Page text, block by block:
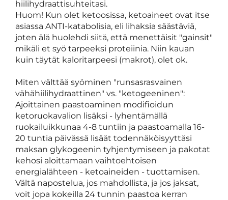
hiilihydraattisuhteitasi.
Huom! Kun olet ketoosissa, ketoaineet ovat itse
asiassa ANTI-katabolisia, eli lihaksia säästäviä,
joten älä huolehdi siitä, että menettäisit "gainsit"
mikäli et syö tarpeeksi proteiinia. Niin kauan
kuin täytät kaloritarpeesi (makrot), olet ok.
Miten välttää syöminen "runsasrasvainen
vähähiilihydraattinen" vs. "ketogeeninen":
Ajoittainen paastoaminen modifioidun
ketoruokavalion lisäksi - lyhentämällä
ruokailuikkunaa 4-8 tuntiin ja paastoamalla 16-
20 tuntia päivässä lisäät todennäköisyyttäsi
maksan glykogeenin tyhjentymiseen ja pakotat
kehosi aloittamaan vaihtoehtoisen
energialähteen - ketoaineiden - tuottamisen.
Vältä napostelua, jos mahdollista, ja jos jaksat,
voit jopa kokeilla 24 tunnin paastoa kerran